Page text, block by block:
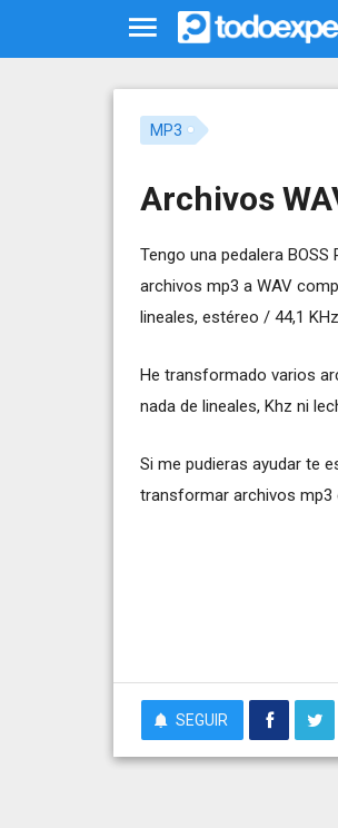
MP3
Archivos
Tengo una pedalera
archivos mp3 a WAV
lineales, estéreo / 44,1
He transformado varios
nada de lineales, Khz ni
Si me pudieras ayudar te
transformar archivos mp3
SEGUIR